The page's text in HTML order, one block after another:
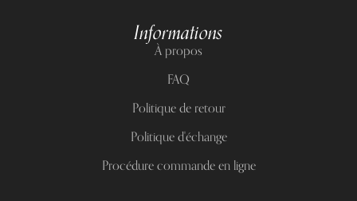
Informations
À propos
FAQ
Politique de retour
Politique d'échange
Procédure commande en ligne